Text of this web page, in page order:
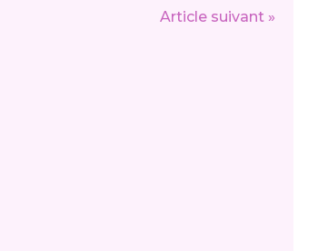
Article suivant »